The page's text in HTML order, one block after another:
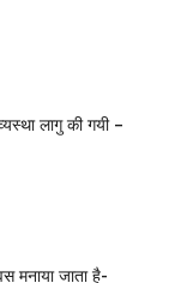
लागु की गयी –
मनाया जाता है-